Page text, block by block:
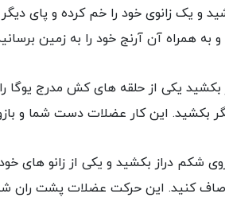
و یک زانوی خود را خم کرده و پای
و به همراه آن آرنج خود را به زمین
یکی از حلقه های کش مدرج یوگا
بکشید. این کار عضلات دست شما و
دراز بکشید و یکی از زانو های
صاف کنید. این حرکت عضلات پشت ران